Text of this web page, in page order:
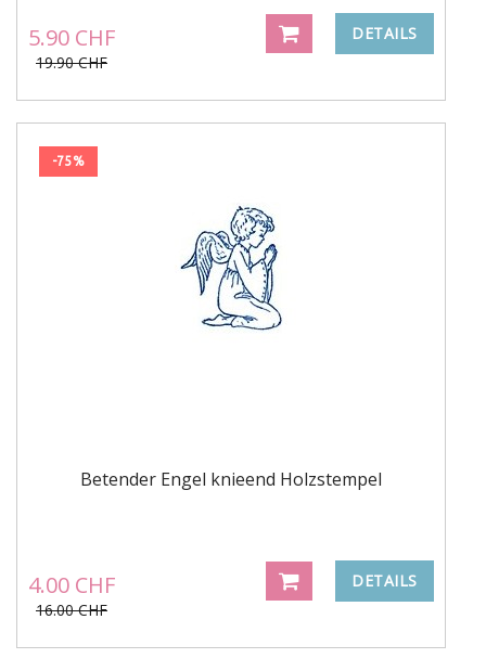
5.90 CHF
19.90 CHF
DETAILS
-75%
Betender Engel knieend Holzstempel
4.00 CHF
16.00 CHF
DETAILS